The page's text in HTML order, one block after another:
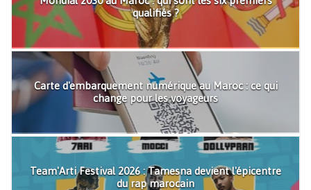
qualifiés ?
Carte d'embarquement numérique au Maroc : ce qui
change pour les voyageurs
Team'Arti Festival 2026 : Tamesna devient l'épicentre
du rap marocain